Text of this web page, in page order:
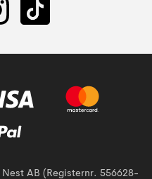
AB (Registernr. 556628-